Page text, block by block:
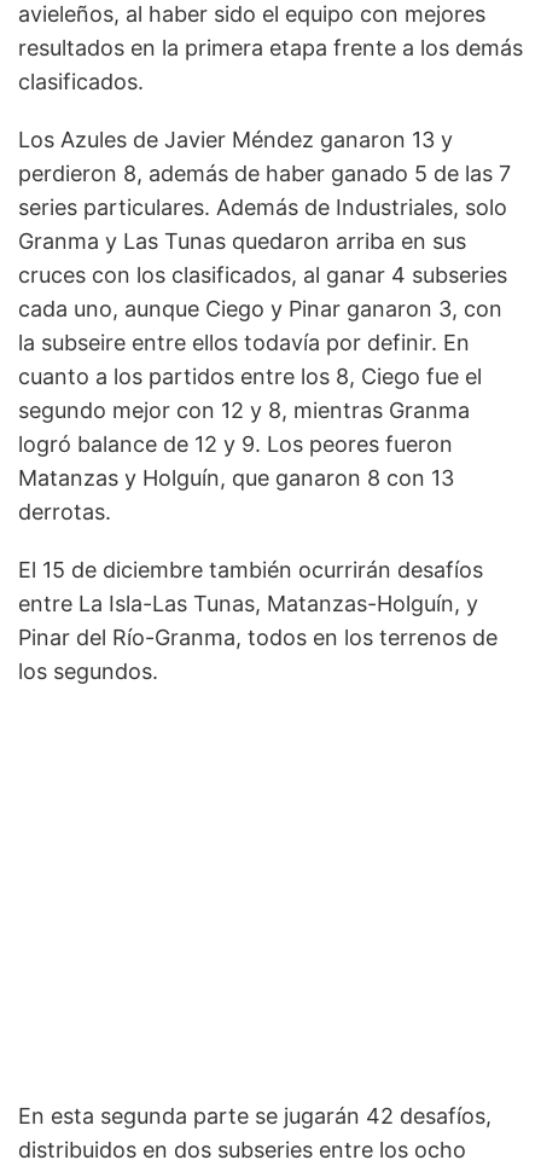
avieleños, al haber sido el equipo con mejores
resultados en la primera etapa frente a los demás
clasificados.
Los Azules de Javier Méndez ganaron 13 y
perdieron 8, además de haber ganado 5 de las 7
series particulares. Además de Industriales, solo
Granma y Las Tunas quedaron arriba en sus
cruces con los clasificados, al ganar 4 subseries
cada uno, aunque Ciego y Pinar ganaron 3, con
la subseire entre ellos todavía por definir. En
cuanto a los partidos entre los 8, Ciego fue el
segundo mejor con 12 y 8, mientras Granma
logró balance de 12 y 9. Los peores fueron
Matanzas y Holguín, que ganaron 8 con 13
derrotas.
El 15 de diciembre también ocurrirán desafíos
entre La Isla-Las Tunas, Matanzas-Holguín, y
Pinar del Río-Granma, todos en los terrenos de
los segundos.
En esta segunda parte se jugarán 42 desafíos,
distribuidos en dos subseries entre los ocho